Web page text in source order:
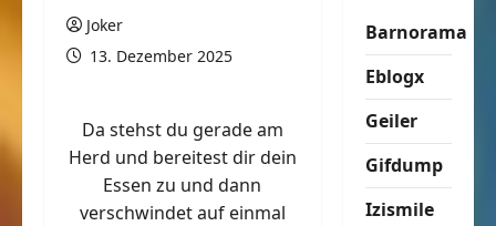
Joker
13. Dezember 2025
Da stehst du gerade am
Herd und bereitest dir dein
Essen zu und dann
verschwindet auf einmal
Barnorama
Eblogx
Geiler
Gifdump
Izismile